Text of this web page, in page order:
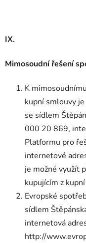
IX.
Mimosoudní řešení
K
kupní smlouvy
se sídlem
000 20 869,
Platformu pro
internetové
je možné využít
kupujícím z
Evropské
sídlem
internetová
http://